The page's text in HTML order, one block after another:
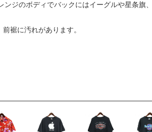
ジのボディでバックにはイーグルや星条旗
裾に汚れがあります。